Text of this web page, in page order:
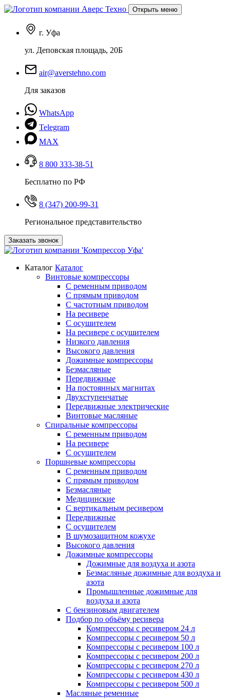
Открыть меню
г. Уфа
ул. Деповская площадь, 20Б
air@averstehno.com
Для заказов
WhatsApp
Telegram
MAX
8 800 333-38-51
Бесплатно по РФ
8 (347) 200-99-31
Региональное представительство
Заказать звонок
Каталог Каталог
Винтовые компрессоры
С ременным приводом
С прямым приводом
С частотным приводом
На ресивере
С осушителем
На ресивере с осушителем
Низкого давления
Высокого давления
Дожимные компрессоры
Безмасляные
Передвижные
На постоянных магнитах
Двухступенчатые
Передвижные электрические
Винтовые масляные
Спиральные компрессоры
С ременным приводом
На ресивере
С осушителем
Поршневые компрессоры
С ременным приводом
С прямым приводом
Безмасляные
Медицинские
С вертикальным ресивером
Передвижные
С осушителем
В шумозащитном кожухе
Высокого давления
Дожимные компрессоры
Дожимные для воздуха и азота
Безмасляные дожимные для воздуха и
азота
Промышленные дожимные для
воздуха и азота
С бензиновым двигателем
Подбор по объёму ресивера
Компрессоры с ресивером 24 л
Компрессоры с ресивером 50 л
Компрессоры с ресивером 100 л
Компрессоры с ресивером 200 л
Компрессоры с ресивером 270 л
Компрессоры с ресивером 430 л
Компрессоры с ресивером 500 л
Масляные ременные